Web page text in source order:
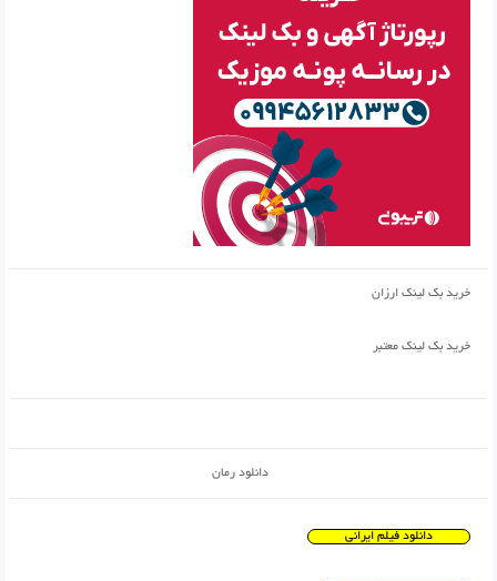
خرید بک لینک ارزان
خرید بک لینک معتبر
دانلود رمان
دانلود فیلم ایرانی